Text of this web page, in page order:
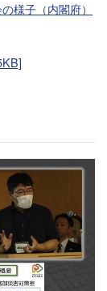
様子（内閣府）